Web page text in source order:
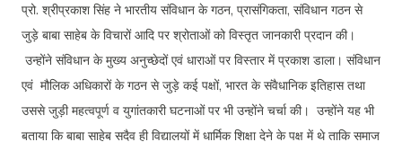
प्रो. श्रीप्रकाश सिंह ने भारतीय संविधान के गठन, प्रासंगिकता, संविधान गठन से
जुड़े बाबा साहेब के विचारों आदि पर श्रोताओं को विस्तृत जानकारी प्रदान की।
उन्होंने संविधान के मुख्य अनुच्छेदों एवं धाराओं पर विस्तार में प्रकाश डाला। संविधान
एवं मौलिक अधिकारों के गठन से जुड़े कई पक्षों, भारत के संवैधानिक इतिहास तथा
उससे जुड़ी महत्वपूर्ण व युगांतकारी घटनाओं पर भी उन्होंने चर्चा की। उन्होंने यह भी
बताया कि बाबा साहेब सदैव ही विद्यालयों में धार्मिक शिक्षा देने के पक्ष में थे ताकि समाज